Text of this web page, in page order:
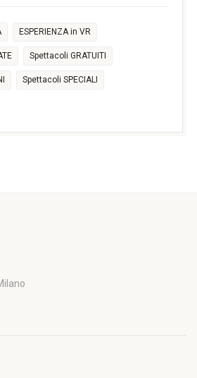
ESPERIENZA in VR
Spettacoli GRATUITI
Spettacoli SPECIALI